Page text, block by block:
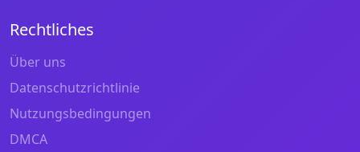
Rechtliches
Über uns
Datenschutzrichtlinie
Nutzungsbedingungen
DMCA